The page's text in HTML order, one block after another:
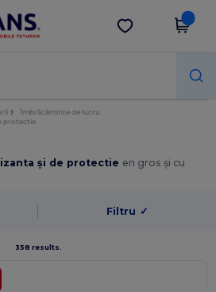
aplicație!
Descarcă app
Îmbrăcăminte de lucru
protectie
și de protectie en gros și cu
Filtru ✓
358 results.